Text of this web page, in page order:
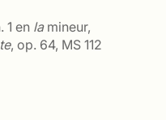
1 en lamineur,
, op. 64, MS 112